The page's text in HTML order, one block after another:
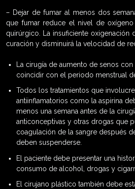
– Dejar de fumar al menos dos
que fumar reduce el nivel de
quirúrgico. La insuficiente oxigenación
curación y disminuirá la velocidad de
La cirugía de aumento de senos
coincidir con el periodo menstrual
Todos los tratamientos que
antiinflamatorios como la aspirina
menos una semana antes de la
anticonceptivas y otras drogas que
coagulación de la sangre después
deben suspenderse.
El paciente debe presentar una
consumo de alcohol, drogas y
El cirujano plástico también debe